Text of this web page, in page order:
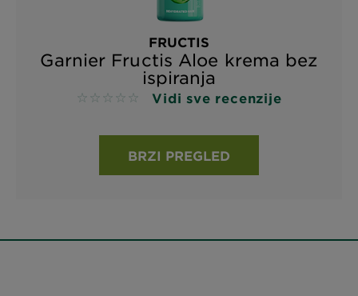
FRUCTIS
Garnier Fructis Aloe krema bez
ispiranja
No reviews Vidi sve recenzije
BRZI PREGLED